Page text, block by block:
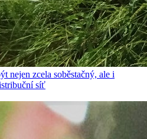
nejen zcela soběstačný, ale i
síť